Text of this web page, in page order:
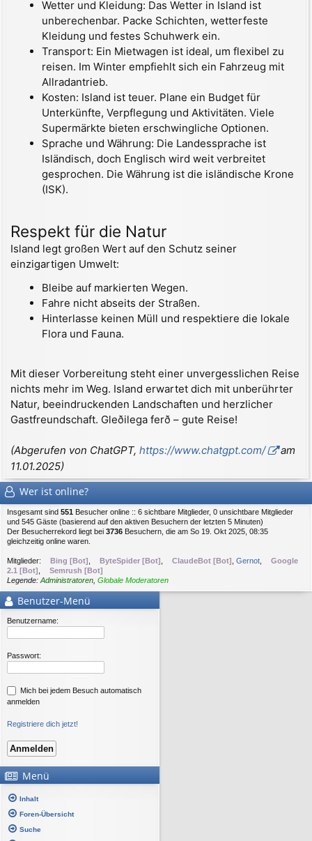
Wetter und Kleidung: Das Wetter in Island ist
unberechenbar. Packe Schichten, wetterfeste
Kleidung und festes Schuhwerk ein.
Transport: Ein Mietwagen ist ideal, um flexibel zu
reisen. Im Winter empfiehlt sich ein Fahrzeug mit
Allradantrieb.
Kosten: Island ist teuer. Plane ein Budget für
Unterkünfte, Verpflegung und Aktivitäten. Viele
Supermärkte bieten erschwingliche Optionen.
Sprache und Währung: Die Landessprache ist
Isländisch, doch Englisch wird weit verbreitet
gesprochen. Die Währung ist die isländische Krone
(ISK).
Respekt für die Natur
Island legt großen Wert auf den Schutz seiner
einzigartigen Umwelt:
Bleibe auf markierten Wegen.
Fahre nicht abseits der Straßen.
Hinterlasse keinen Müll und respektiere die lokale
Flora und Fauna.
Mit dieser Vorbereitung steht einer unvergesslichen Reise
nichts mehr im Weg. Island erwartet dich mit unberührter
Natur, beeindruckenden Landschaften und herzlicher
Gastfreundschaft. Gleðilega ferð – gute Reise!
(Abgerufen von ChatGPT, https://www.chatgpt.com/
am
11.01.2025)
Wer ist online?
Insgesamt sind 551 Besucher online :: 6 sichtbare Mitglieder, 0 unsichtbare Mitglieder
und 545 Gäste (basierend auf den aktiven Besuchern der letzten 5 Minuten)
Der Besucherrekord liegt bei 3736 Besuchern, die am So 19. Okt 2025, 08:35
gleichzeitig online waren.
Mitglieder: Bing [Bot] ByteSpider [Bot] ClaudeBot [Bot] Gernot
Google
2.1 [Bot]
Semrush [Bot]
Legende: Administratoren Globale Moderatoren
Benutzer-Menü
Benutzername:
Passwort:
Mich bei jedem Besuch automatisch
anmelden
Registriere dich jetzt!
Menü
Inhalt
Foren-Übersicht
Suche